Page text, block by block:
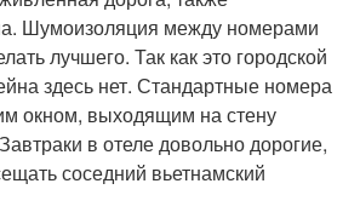
Шумоизоляция между номерами
лучшего. Так как это городской
здесь нет. Стандартные номера
окном, выходящим на стену
в отеле довольно дорогие,
соседний вьетнамский